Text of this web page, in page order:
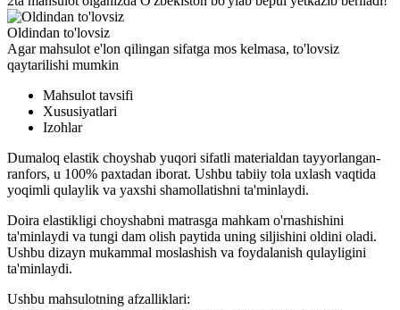
Oldindan to'lovsiz
Agar mahsulot e'lon qilingan sifatga mos kelmasa, to'lovsiz
qaytarilishi mumkin
Mahsulot tavsifi
Xususiyatlari
Izohlar
Dumaloq elastik choyshab yuqori sifatli materialdan tayyorlangan-
ranfors, u 100% paxtadan iborat. Ushbu tabiiy tola uxlash vaqtida
yoqimli qulaylik va yaxshi shamollatishni ta'minlaydi.
Doira elastikligi choyshabni matrasga mahkam o'rnashishini
ta'minlaydi va tungi dam olish paytida uning siljishini oldini oladi.
Ushbu dizayn mukammal moslashish va foydalanish qulayligini
ta'minlaydi.
Ushbu mahsulotning afzalliklari: